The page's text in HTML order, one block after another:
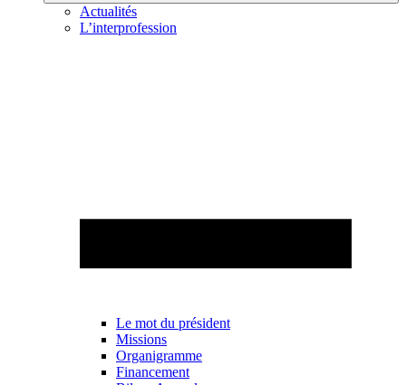
Actualités
L’interprofession
Le mot du président
Missions
Organigramme
Financement